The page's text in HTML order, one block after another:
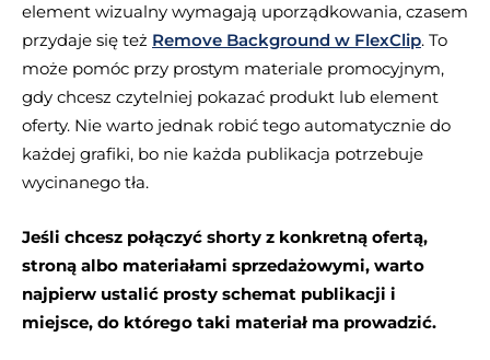
element wizualny wymagają uporządkowania, czasem
przydaje się też Remove Background w FlexClip. To
może pomóc przy prostym materiale promocyjnym,
gdy chcesz czytelniej pokazać produkt lub element
oferty. Nie warto jednak robić tego automatycznie do
każdej grafiki, bo nie każda publikacja potrzebuje
wycinanego tła.
Jeśli chcesz połączyć shorty z konkretną ofertą,
stroną albo materiałami sprzedażowymi, warto
najpierw ustalić prosty schemat publikacji i
miejsce, do którego taki materiał ma prowadzić.